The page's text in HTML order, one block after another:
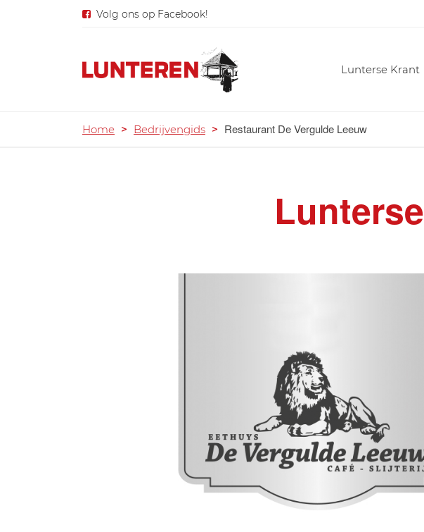
Volg ons op Facebook!
Lunterse Krant
Home > Bedrijvengids > Restaurant De Vergulde Leeuw
Lunterse